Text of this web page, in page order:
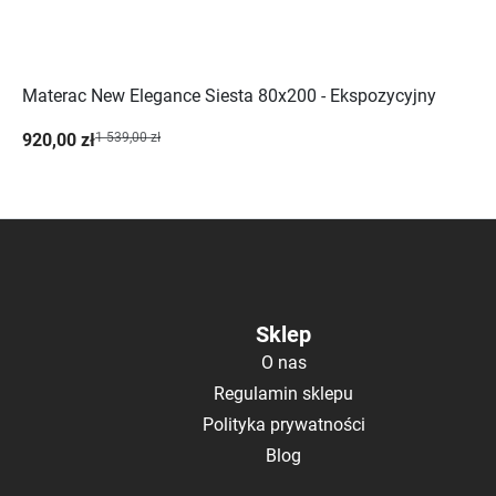
Materac New Elegance Siesta 80x200 - Ekspozycyjny
920,00 zł1 539,00 zł
Sklep
O nas
Regulamin sklepu
Polityka prywatności
Blog